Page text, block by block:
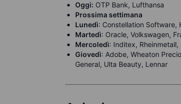
Oggi: OTP Bank, Lufthansa
Prossima settimana
Lunedì: Constellation Software,
Martedì: Oracle, Volkswagen,
Mercoledì: Inditex,
Giovedì: Adobe, Wheaton
General, Ulta Beauty, Lennar